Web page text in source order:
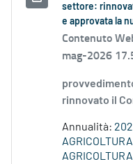
settore:
e approvata la
Contenuto
mag-2026
rinnovato il
Annualità:
AGRICOLTURA